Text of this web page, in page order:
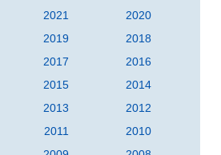
2021
2020
2019
2018
2017
2016
2015
2014
2013
2012
2011
2010